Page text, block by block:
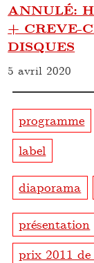
ANNULÉ:
+ CREVE-
DISQUES
5 avril 2020
programme
label
diaporama
présentation
prix 2011 de